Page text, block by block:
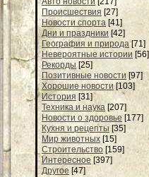
Происшествия [27]
Новости спорта [41]
Дни и праздники [42]
География и природа [71]
Невероятные истории [56]
Рекорды [25]
Позитивные новости [97]
Хорошие новости [103]
История [31]
Техника и наука [207]
Новости о здоровье [177]
Кухня и рецепты [35]
Мир животных [15]
Строительство [159]
Интересное [397]
Другое [47]